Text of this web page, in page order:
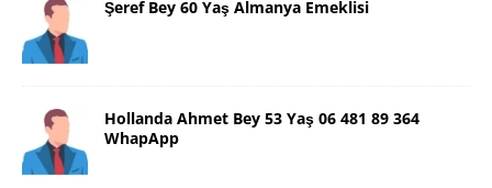
Şeref Bey 60 Yaş Almanya Emeklisi
Hollanda Ahmet Bey 53 Yaş 06 481 89 364
WhapApp